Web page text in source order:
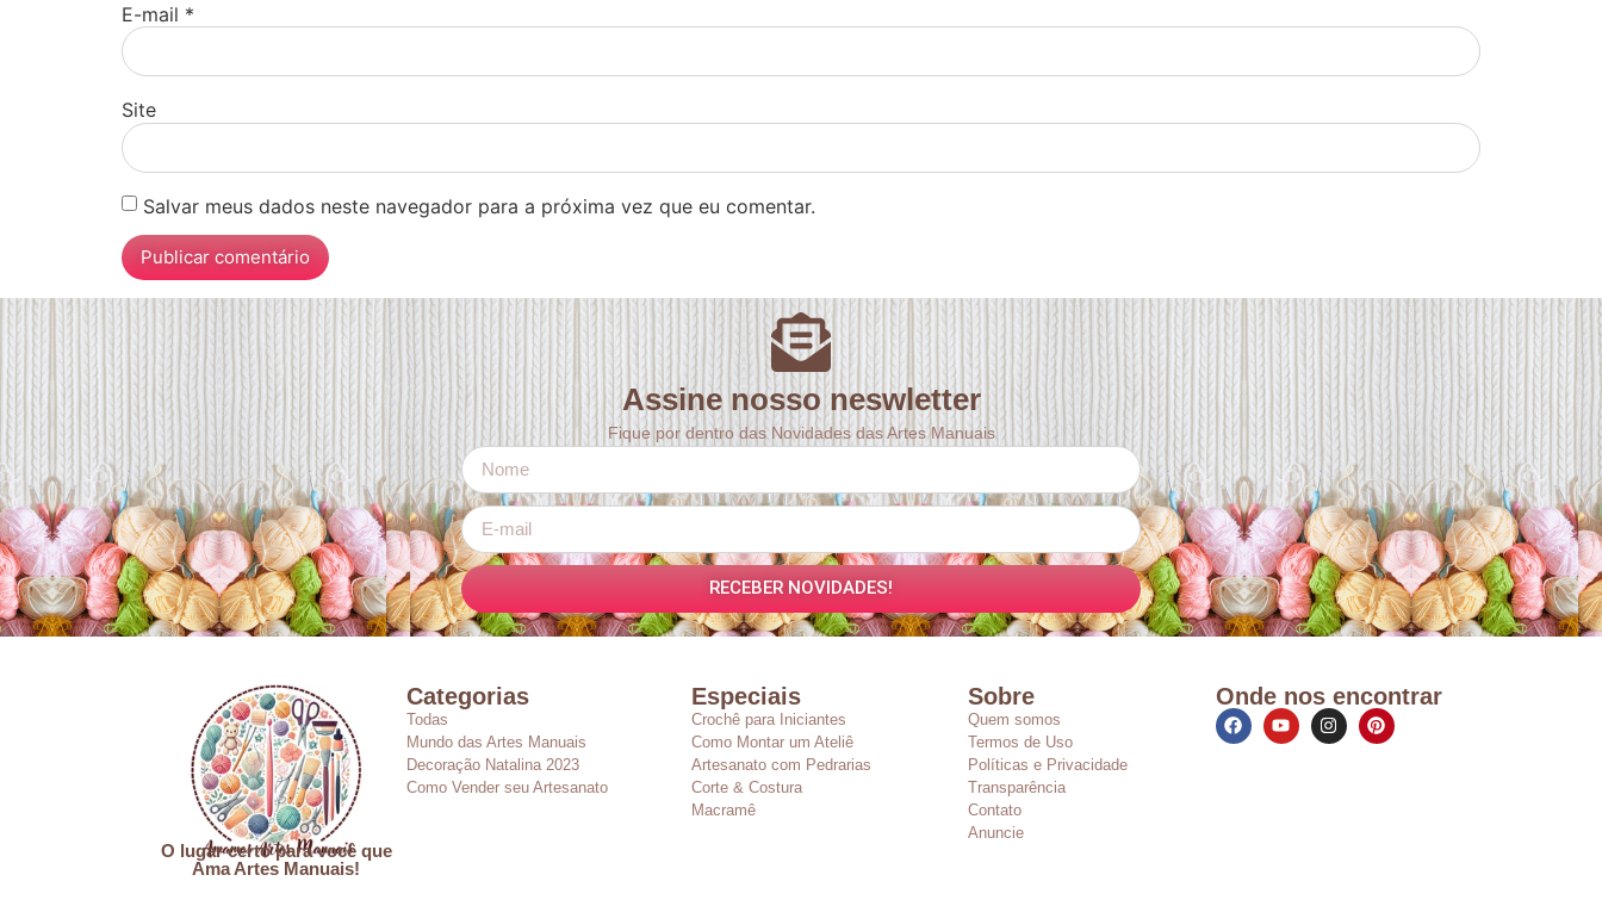
E-mail *
Site
Salvar meus dados neste navegador para a próxima vez que eu comentar.
Assine nosso neswletter
Fique por dentro das Novidades das Artes Manuais
RECEBER NOVIDADES!
O lugar certo para você que
Ama Artes Manuais!
Categorias
Todas
Mundo das Artes Manuais
Decoração Natalina 2023
Como Vender seu Artesanato
Especiais
Crochê para Iniciantes
Como Montar um Ateliê
Artesanato com Pedrarias
Corte & Costura
Macramê
Sobre
Quem somos
Termos de Uso
Políticas e Privacidade
Transparência
Contato
Anuncie
Onde nos encontrar